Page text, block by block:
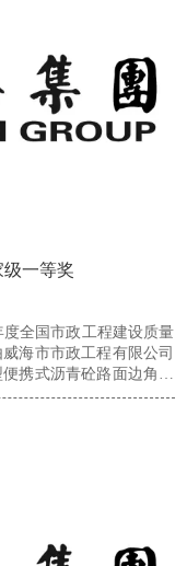
级一等奖
全国市政工程建设质量
海市市政工程有限公司
携式沥青砼路面边角压